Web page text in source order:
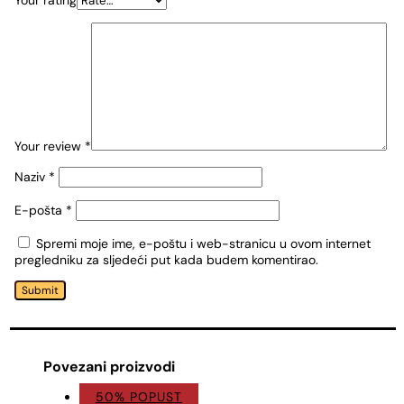
Your review *
Naziv *
E-pošta *
Spremi moje ime, e-poštu i web-stranicu u ovom internet
pregledniku za sljedeći put kada budem komentirao.
Submit
Povezani proizvodi
50% POPUST